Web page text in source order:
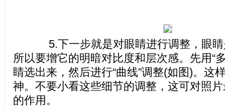
5.下一步就是对眼睛进行调整，眼睛
所以要增它的明暗对比度和层次感。先用“
睛选出来，然后进行“曲线”调整(如图)。这
神。不要小看这些细节的调整，这可对照
的作用。